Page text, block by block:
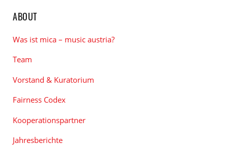
ABOUT
Was ist mica – music austria?
Team
Vorstand & Kuratorium
Fairness Codex
Kooperationspartner
Jahresberichte